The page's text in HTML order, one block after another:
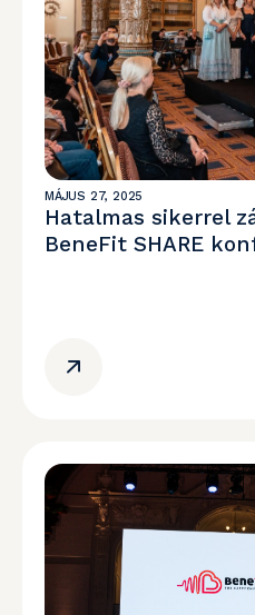
MÁJUS 27, 2025
Hatalmas sikerrel
BeneFit SHARE